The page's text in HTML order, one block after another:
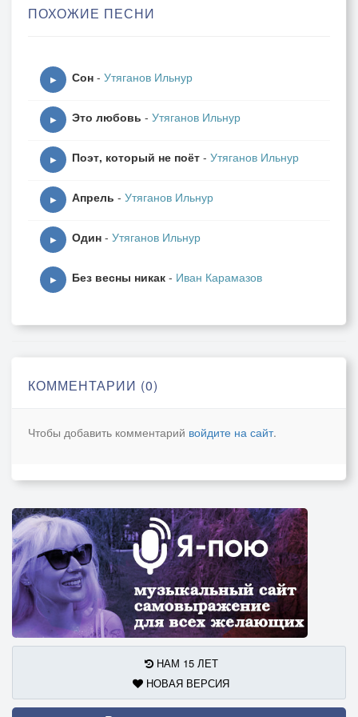
Займемся балетом
Пора поцелуев
Жирных буржуев
Солнце светит - весной
Ты моя - я твой
ПОХОЖИЕ ПЕСНИ
▶ Сон - Утяганов Ильнур
▶ Это любовь - Утяганов Ильнур
▶ Поэт, который не поёт - Утяганов Ильнур
▶ Апрель - Утяганов Ильнур
▶ Один - Утяганов Ильнур
▶ Без весны никак - Иван Карамазов
КОММЕНТАРИИ (0)
Чтобы добавить комментарий войдите на сайт.
НАМ 15 ЛЕТ
НОВАЯ ВЕРСИЯ